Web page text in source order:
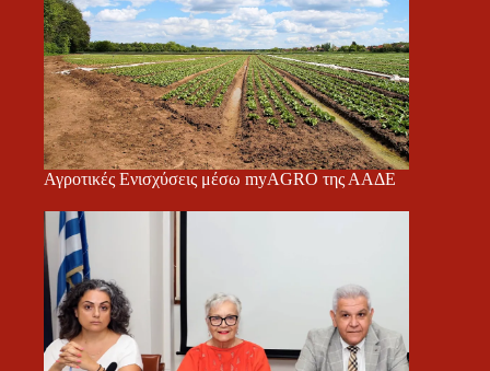
Αγροτικές Ενισχύσεις μέσω myAGRO της ΑΑΔΕ